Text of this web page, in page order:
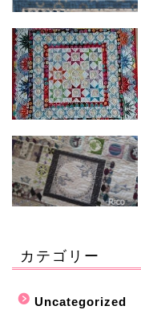
カテゴリー
Uncategorized